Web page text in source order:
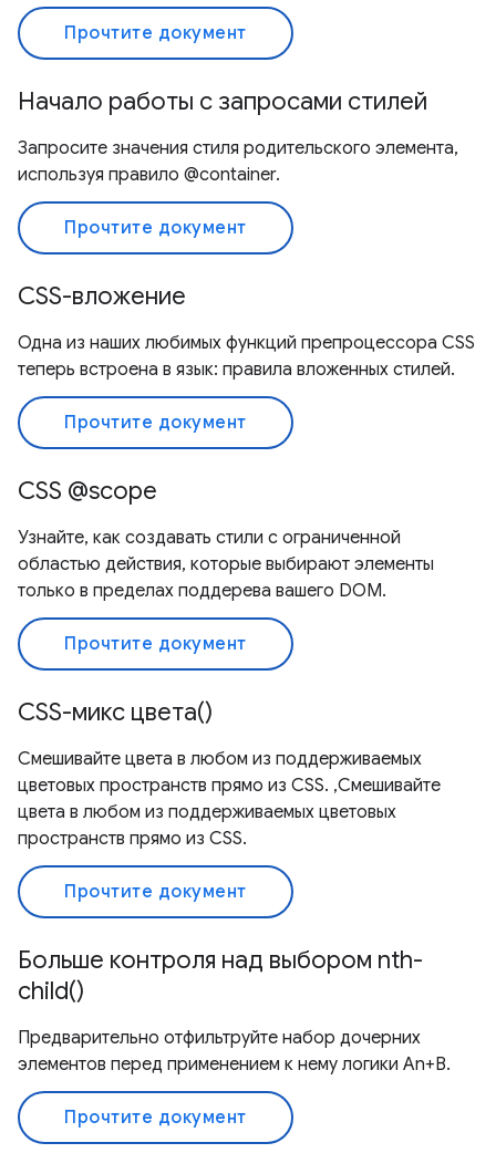
Прочтите документ
Начало работы с запросами стилей
Запросите значения стиля родительского элемента,
используя правило @container.
Прочтите документ
CSS-вложение
Одна из наших любимых функций препроцессора CSS
теперь встроена в язык: правила вложенных стилей.
Прочтите документ
CSS @scope
Узнайте, как создавать стили с ограниченной
областью действия, которые выбирают элементы
только в пределах поддерева вашего DOM.
Прочтите документ
CSS-микс цвета()
Смешивайте цвета в любом из поддерживаемых
цветовых пространств прямо из CSS. ,Смешивайте
цвета в любом из поддерживаемых цветовых
пространств прямо из CSS.
Прочтите документ
Больше контроля над выбором nth-
child()
Предварительно отфильтруйте набор дочерних
элементов перед применением к нему логики An+B.
Прочтите документ